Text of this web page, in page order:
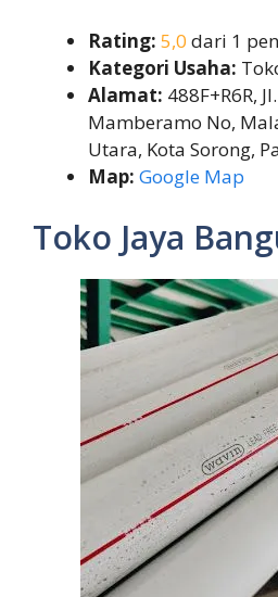
Rating: 5,0 dari 1
Kategori Usaha:
Alamat: 488F+R6R,
Mamberamo No,
Utara, Kota Sorong,
Map: Google Map
Toko Jaya